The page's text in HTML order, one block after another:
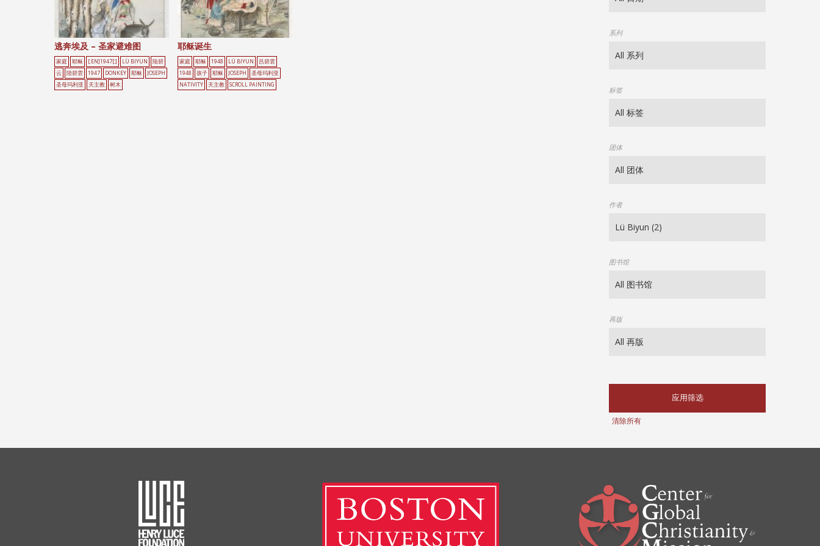
逃奔埃及 – 圣家避难图
家庭 耶稣 [:EN]1947[:] LÜ BIYUN
陆碧
云
陸碧雲 1947 DONKEY 耶稣
JOSEPH
圣母玛利亚
天主教 树木
耶稣诞生
家庭 耶稣 1948 LÜ BIYUN
呂碧雲
1948
孩子 耶稣 JOSEPH
圣母玛利亚
NATIVITY
天主教 SCROLL PAINTING
系列
标签
团体
作者
图书馆
再版
应用筛选
清除所有